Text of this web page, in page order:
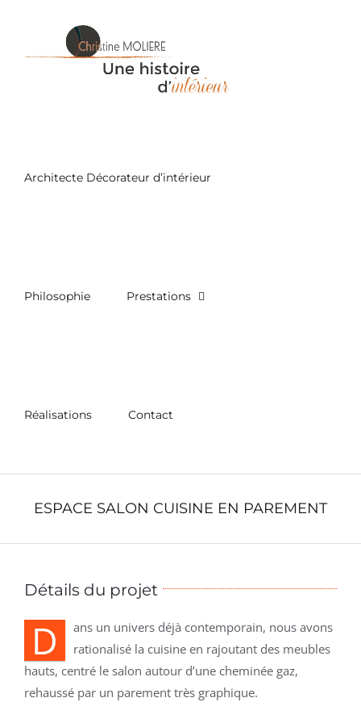
contenu
Architecte Décorateur d’intérieur
Philosophie Prestations
Réalisations Contact
ESPACE SALON CUISINE EN PAREMENT
Détails du projet
D
ans un univers déjà contemporain, nous avons
rationalisé la cuisine en rajoutant des meubles
hauts, centré le salon autour d’une cheminée gaz,
rehaussé par un parement très graphique.